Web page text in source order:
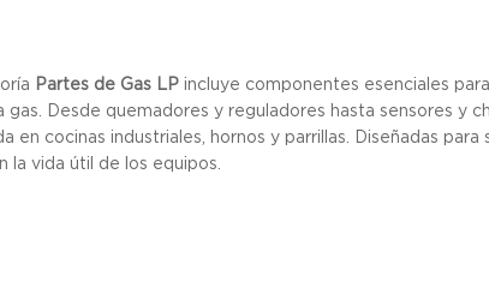
Partes de Gas LP incluye componentes esenciales
gas. Desde quemadores y reguladores hasta sensores y
en cocinas industriales, hornos y parrillas. Diseñadas
la vida útil de los equipos.